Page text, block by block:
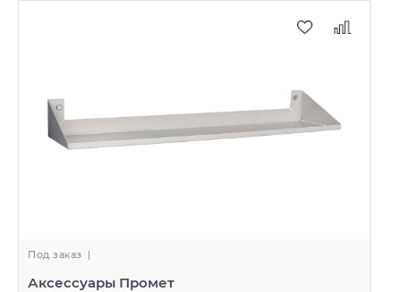
Под заказ |
Аксессуары Промет